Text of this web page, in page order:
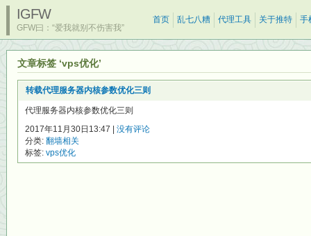
IGFW
GFW曰：“爱我就别不伤害我”
首页 乱七八糟 代理工具 关于推特 手
文章标签 ‘vps优化’
转载代理服务器内核参数优化三则
代理服务器内核参数优化三则
2017年11月30日13:47 | 没有评论
分类: 翻墙相关
标签: vps优化